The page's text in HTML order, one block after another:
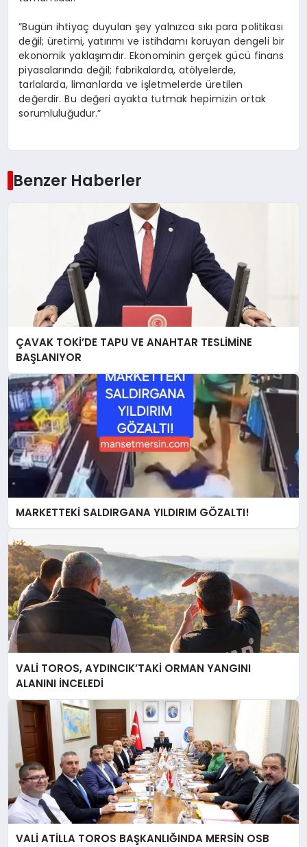
​”Bugün ihtiyaç duyulan şey yalnızca sıkı para politikası
değil; üretimi, yatırımı ve istihdamı koruyan dengeli bir
ekonomik yaklaşımdır. Ekonominin gerçek gücü finans
piyasalarında değil; fabrikalarda, atölyelerde,
tarlalarda, limanlarda ve işletmelerde üretilen
değerdir. Bu değeri ayakta tutmak hepimizin ortak
sorumluluğudur.”
Benzer Haberler
ÇAVAK TOKİ’DE TAPU VE ANAHTAR TESLİMİNE
BAŞLANIYOR
MARKETTEKİ SALDIRGANA YILDIRIM GÖZALTI!
VALİ TOROS, AYDINCIK’TAKİ ORMAN YANGINI
ALANINI İNCELEDİ
VALİ ATİLLA TOROS BAŞKANLIĞINDA MERSİN OSB